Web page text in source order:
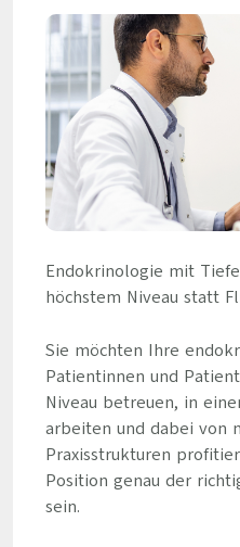
Endokrinologie mit
höchstem Niveau statt
Sie möchten Ihre
Patientinnen und
Niveau betreuen, in
arbeiten und dabei von
Praxisstrukturen
Position genau der
sein.